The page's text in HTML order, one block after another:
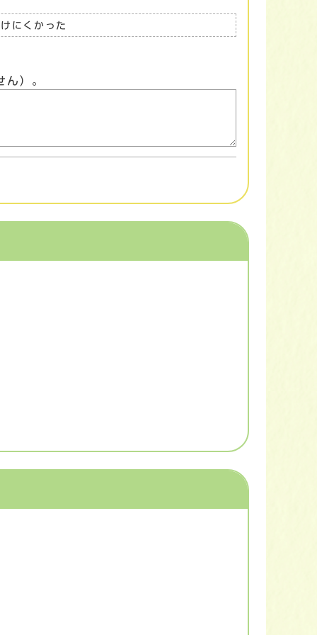
にくかった
）。